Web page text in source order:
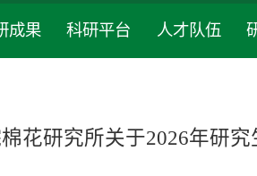
成果 科研平台 人才队伍
花研究所关于2026年研